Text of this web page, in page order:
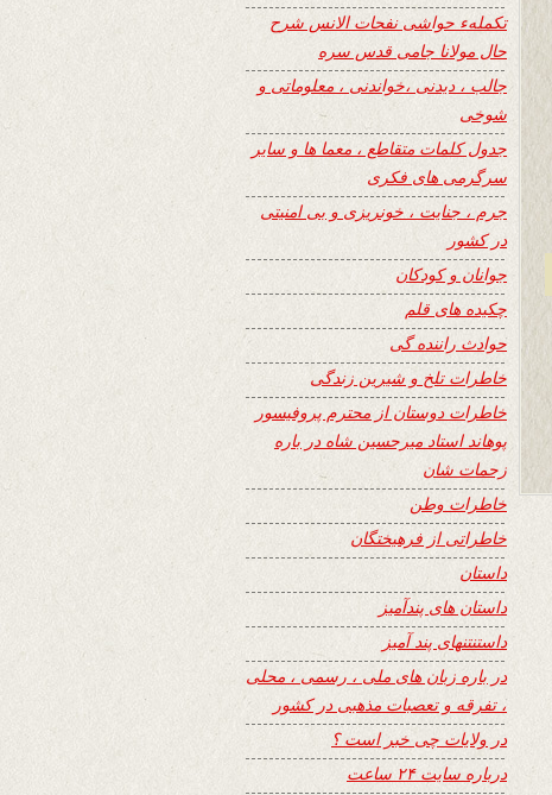
تکملهء حواشی نفحات الانس شرح
حال مولانا جامی قدس سره
جالب ، دیدنی ،خواندنی ، معلوماتی و
شوخی
جدول کلمات متقاطع ، معما ها و سایر
سرگرمی های فکری
جرم ، جنایت ، خونریزی و بی امنیتی
در کشور
جوانان و کودکان
چکیده های قلم
حوادث راننده گی
خاطرات تلخ و شیرین زندگی
خاطرات دوستان از محترم پروفیسور
پوهاند استاد میرحسین شاه در باره
زحمات شان
خاطرات وطن
خاطراتی از فرهیختگان
داستان
داستان های پندآمیز
داستنتنهای پند آمیز
در باره زبان های ملی ، رسمی ، محلی
، تفرقه و تعصبات مذهبی در کشور
در ولایات چی خبر است ؟
درباره سایت ۲۴ ساعت